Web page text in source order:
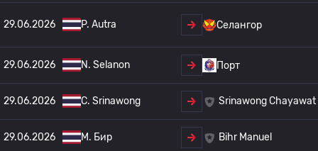
29.06.2026 P. Autra Селангор
29.06.2026 N. Selanon Порт
29.06.2026 C. Srinawong Srinawong Chayawat
29.06.2026 М. Бир Bihr Manuel